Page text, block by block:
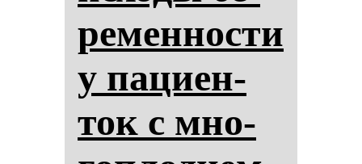
ре­мен­нос­ти
у па­ци­ен­
ток с мно­